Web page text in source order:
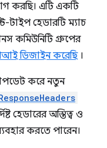
করছি। এটি একটি
টাইপ হেডারটি ম্যাচ
কমিউনিটি গ্রুপের
ডিজাইন করেছি।
করে নতুন
হেডারের অস্তিত্ব ও
করতে পারেন।